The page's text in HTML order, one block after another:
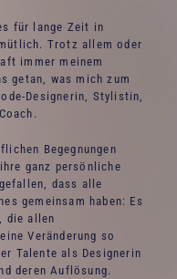
für lange Zeit in
Trotz allem oder
immer meinem
getan, was mich zum
Designerin, Stylistin,
Begegnungen
ganz persönliche
dass alle
gemeinsam haben: Es
die allen
Veränderung so
Talente als Designerin
deren Auflösung.